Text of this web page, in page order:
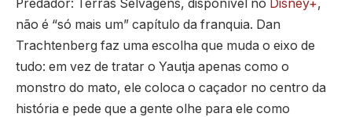
Predador: Terras Selvagens, disponível no Disney+,
não é “só mais um” capítulo da franquia. Dan
Trachtenberg faz uma escolha que muda o eixo de
tudo: em vez de tratar o Yautja apenas como o
monstro do mato, ele coloca o caçador no centro da
história e pede que a gente olhe para ele como